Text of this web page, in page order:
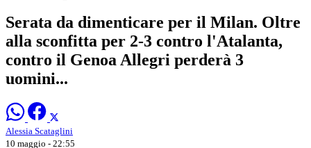
Serata da dimenticare per il Milan. Oltre
alla sconfitta per 2-3 contro l'Atalanta,
contro il Genoa Allegri perderà 3
uomini...
Alessia Scataglini
10 maggio - 22:55